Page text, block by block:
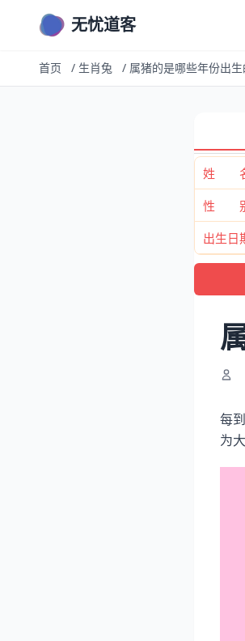
无忧道客
首页 / 生肖兔 / 属猪的是哪些年份出
姓
性
出生日
每
为